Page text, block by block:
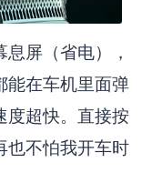
屏（省电），
能在车机里面弹
度超快。直接按
也不怕我开车时